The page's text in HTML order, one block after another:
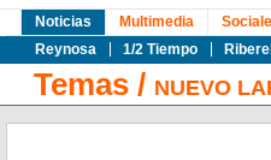
Noticias
Reynosa
1/2 Tiempo
Multimedia
Temas / NUEVO